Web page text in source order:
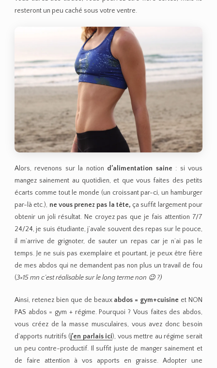
resteront un peu caché sous votre ventre.
Alors, revenons sur la notion d’alimentation saine : si vous
mangez sainement au quotidien, et que vous faites des petits
écarts comme tout le monde (un croissant par-ci, un hamburger
par-là etc.), ne vous prenez pas la tête, ça suffit largement pour
obtenir un joli résultat. Ne croyez pas que je fais attention 7/7
24/24, je suis étudiante, j’avale souvent des repas sur le pouce,
il m’arrive de grignoter, de sauter un repas car je n’ai pas le
temps. Je ne suis pas exemplaire et pourtant, je peux être fière
de mes abdos qui ne demandent pas non plus un travail de fou
(3×15 mn c’est réalisable sur le long terme non 😉 ?)
Ainsi, retenez bien que de beaux abdos = gym+cuisine et NON
PAS abdos = gym + régime. Pourquoi ? Vous faites des abdos,
vous créez de la masse musculaires, vous avez donc besoin
d’apports nutritifs (j’en parlais ici), vous mettre au régime serait
un peu contre-productif. Il suffit juste de manger sainement et
de faire attention à vos apports en graisse. Adopter une